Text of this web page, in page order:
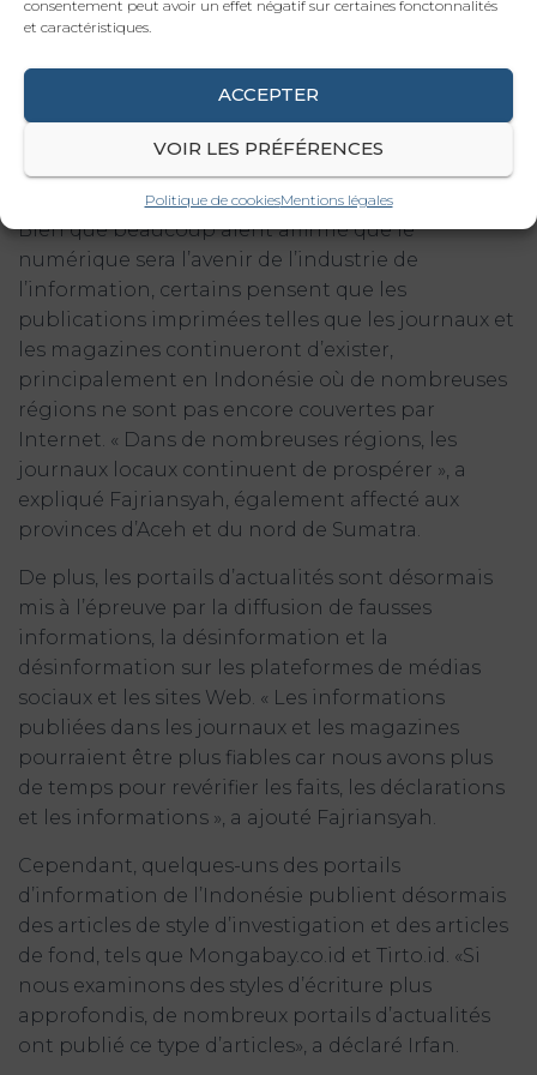
consentement peut avoir un effet négatif sur certaines fonctonnalités
et caractéristiques.
ACCEPTER
VOIR LES PRÉFÉRENCES
Politique de cookiesMentions légales
les nouvelles en tant que contenu restent les
similaire et au code d’éthique du journaliste lors
de la rédaction d’un article de presse », a ajouté
Que réserve l’avenir
Bien que beaucoup aient affirmé que le
numérique sera l’avenir de l’industrie de
l’information, certains pensent que les
publications imprimées telles que les journaux et
les magazines continueront d’exister,
principalement en Indonésie où de nombreuses
régions ne sont pas encore couvertes par
Internet. « Dans de nombreuses régions, les
journaux locaux continuent de prospérer », a
expliqué Fajriansyah, également affecté aux
provinces d’Aceh et du nord de Sumatra.
De plus, les portails d’actualités sont désormais
mis à l’épreuve par la diffusion de fausses
informations, la désinformation et la
désinformation sur les plateformes de médias
sociaux et les sites Web. « Les informations
publiées dans les journaux et les magazines
pourraient être plus fiables car nous avons plus
de temps pour revérifier les faits, les déclarations
et les informations », a ajouté Fajriansyah.
Cependant, quelques-uns des portails
d’information de l’Indonésie publient désormais
des articles de style d’investigation et des articles
de fond, tels que Mongabay.co.id et Tirto.id. «Si
nous examinons des styles d’écriture plus
approfondis, de nombreux portails d’actualités
ont publié ce type d’articles», a déclaré Irfan.